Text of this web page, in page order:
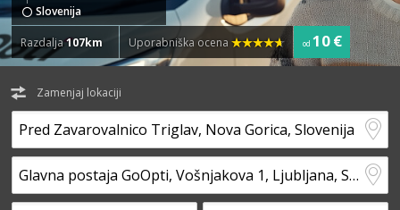
Slovenija
Razdalja107km Uporabniška ocena od 10 €
Zamenjaj lokaciji